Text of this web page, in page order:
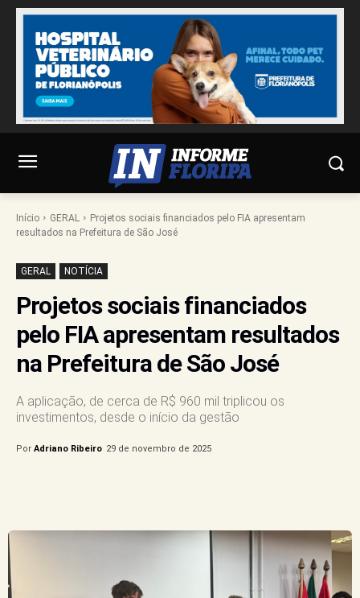
Início GERAL
Projetos sociais financiados pelo FIA apresentam
resultados na Prefeitura de São José
GERAL NOTÍCIA
Projetos sociais financiados
pelo FIA apresentam resultados
na Prefeitura de São José
A aplicação, de cerca de R$ 960 mil triplicou os
investimentos, desde o início da gestão
Por Adriano Ribeiro 29 de novembro de 2025